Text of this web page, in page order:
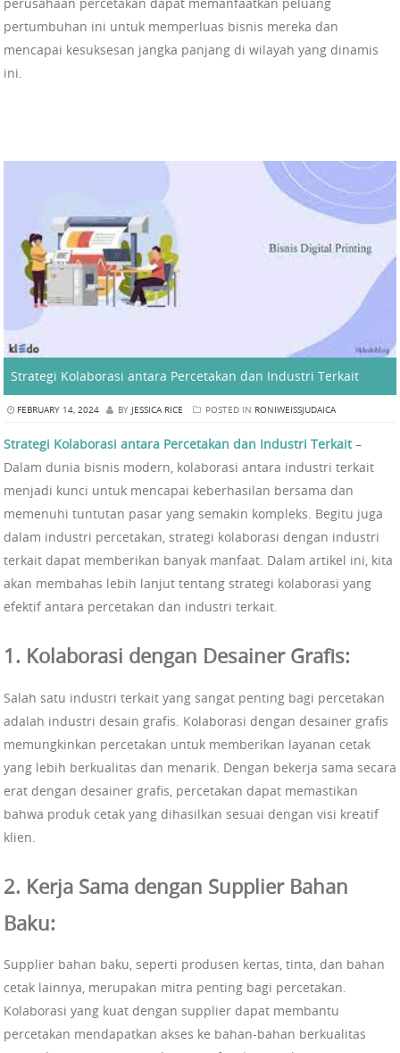
perusahaan percetakan dapat memanfaatkan peluang
pertumbuhan ini untuk memperluas bisnis mereka dan
mencapai kesuksesan jangka panjang di wilayah yang dinamis
ini.
Strategi Kolaborasi antara Percetakan dan Industri Terkait
FEBRUARY 14, 2024 BY JESSICA RICE POSTED IN RONIWEISSJUDAICA
Strategi Kolaborasi antara Percetakan dan Industri Terkait–
Dalam dunia bisnis modern, kolaborasi antara industri terkait
menjadi kunci untuk mencapai keberhasilan bersama dan
memenuhi tuntutan pasar yang semakin kompleks. Begitu juga
dalam industri percetakan, strategi kolaborasi dengan industri
terkait dapat memberikan banyak manfaat. Dalam artikel ini, kita
akan membahas lebih lanjut tentang strategi kolaborasi yang
efektif antara percetakan dan industri terkait.
1. Kolaborasi dengan Desainer Grafis:
Salah satu industri terkait yang sangat penting bagi percetakan
adalah industri desain grafis. Kolaborasi dengan desainer grafis
memungkinkan percetakan untuk memberikan layanan cetak
yang lebih berkualitas dan menarik. Dengan bekerja sama secara
erat dengan desainer grafis, percetakan dapat memastikan
bahwa produk cetak yang dihasilkan sesuai dengan visi kreatif
klien.
2. Kerja Sama dengan Supplier Bahan
Baku:
Supplier bahan baku, seperti produsen kertas, tinta, dan bahan
cetak lainnya, merupakan mitra penting bagi percetakan.
Kolaborasi yang kuat dengan supplier dapat membantu
percetakan mendapatkan akses ke bahan-bahan berkualitas